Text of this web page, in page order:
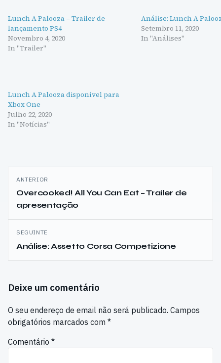
Lunch A Palooza – Trailer de
lançamento PS4
Novembro 4, 2020
In "Trailer"
Análise: Lunch A
Setembro 11, 2020
In "Análises"
Lunch A Palooza disponível para
Xbox One
Julho 22, 2020
In "Notícias"
Navegação
de
artigos
ANTERIOR
Overcooked! All You Can Eat – Trailer de
apresentação
SEGUINTE
Análise: Assetto Corsa Competizione
Deixe um comentário
O seu endereço de email não será publicado. Campos
obrigatórios marcados com *
Comentário *